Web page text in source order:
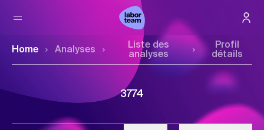
Home Analyses
Liste des
analyses
Profil
détails
3774